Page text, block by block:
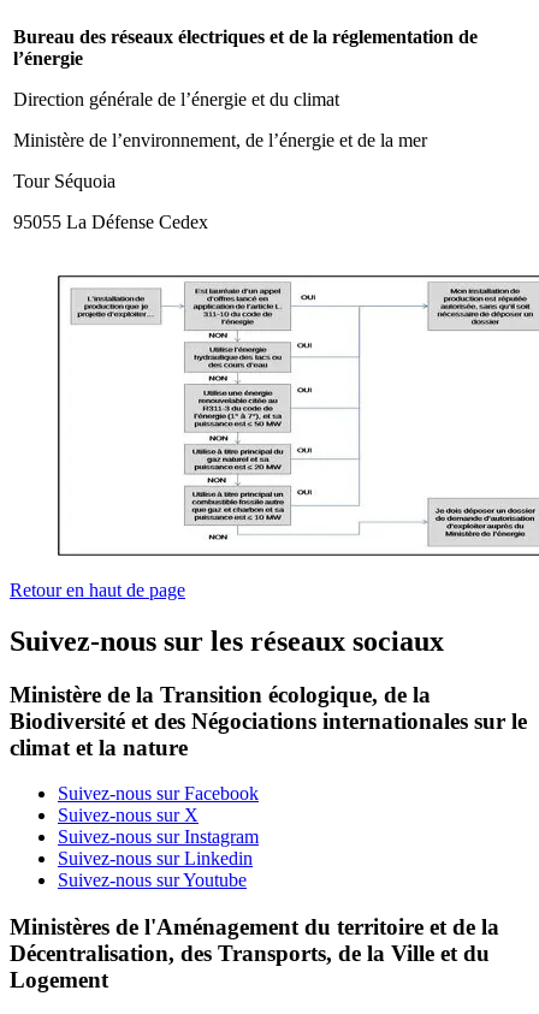
Bureau des réseaux électriques et de la réglementation de
l’énergie
Direction générale de l’énergie et du climat
Ministère de l’environnement, de l’énergie et de la mer
Tour Séquoia
95055 La Défense Cedex
Retour en haut de page
Suivez-nous sur les réseaux sociaux
Ministère de la Transition écologique, de la
Biodiversité et des Négociations internationales sur le
climat et la nature
Suivez-nous sur Facebook
Suivez-nous sur X
Suivez-nous sur Instagram
Suivez-nous sur Linkedin
Suivez-nous sur Youtube
Ministères de l'Aménagement du territoire et de la
Décentralisation, des Transports, de la Ville et du
Logement